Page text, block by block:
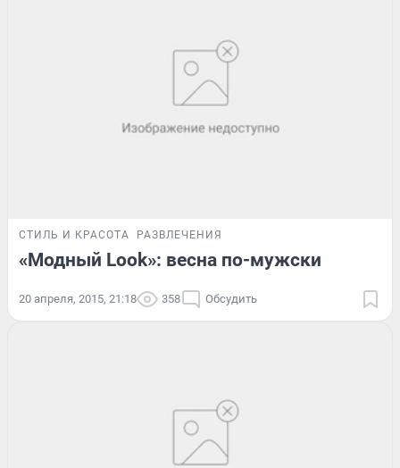
СТИЛЬ И КРАСОТА РАЗВЛЕЧЕНИЯ
«Модный Look»: весна по-мужски
20 апреля, 2015, 21:18 358 Обсудить